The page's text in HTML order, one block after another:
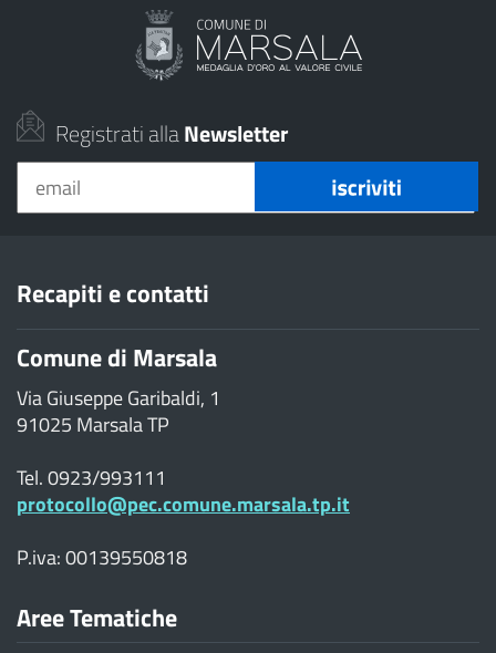
Registrati allaNewsletter
Recapiti e contatti
Comune di Marsala
Via Giuseppe Garibaldi, 1
91025 Marsala TP
Tel. 0923/993111
protocollo@pec.comune.marsala.tp.it
P.iva: 00139550818
Aree Tematiche